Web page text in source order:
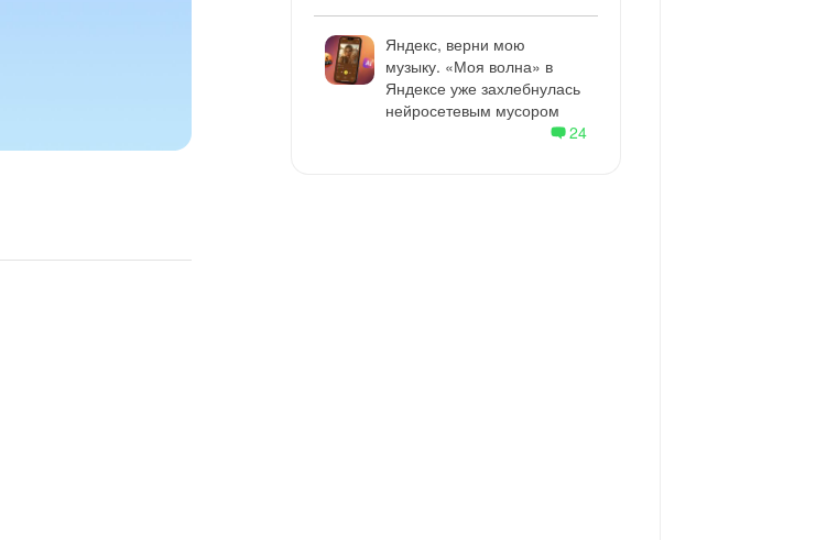
Яндекс, верни мою
музыку. «Моя волна» в
Яндексе уже захлебнулась
нейросетевым мусором
24